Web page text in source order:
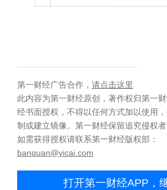
第一财经广告合作， 请点击这里
此内容为第一财经原创，著作权归第一
经书面授权，不得以任何方式加以使用
制或建立镜像。第一财经保留追究侵权者
如需获得授权请联系第一财经版权部：
banquan@yicai.com
打开第一财经APP，